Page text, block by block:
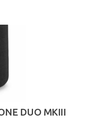
DUO MKIII